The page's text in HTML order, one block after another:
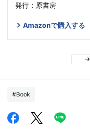
発行：原書房
Amazonで購入する
#Book